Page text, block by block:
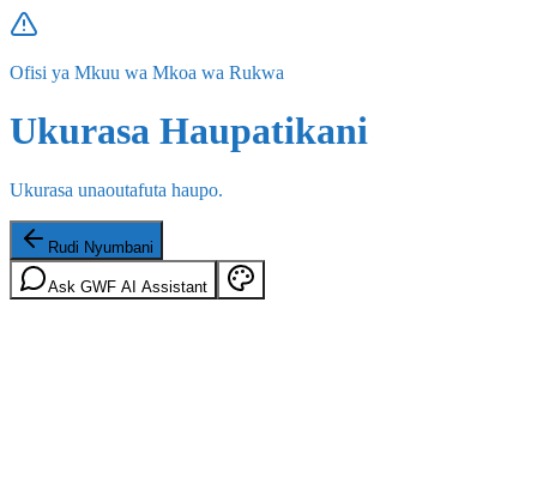
Ofisi ya Mkuu wa Mkoa wa Rukwa
Ukurasa Haupatikani
Ukurasa unaoutafuta haupo.
Rudi Nyumbani
Ask GWF AI Assistant